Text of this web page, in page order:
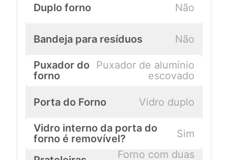
Duplo forno Não
Bandeja para resíduos Não
Puxador do
forno
Puxador de alumínio
escovado
Porta do Forno Vidro duplo
Vidro interno da porta do
forno é removível?
Sim
Forno com duas